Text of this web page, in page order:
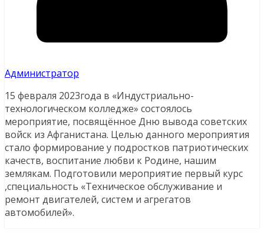
Администратор
15 февраля 2023года в «Индустриально-
технологическом колледже» состоялось
мероприятие, посвящённое Дню вывода советских
войск из Афганистана. Целью данного мероприятия
стало формирование у подростков патриотических
качеств, воспитание любви к Родине, нашим
землякам. Подготовили мероприятие первый курс
,специальность «Техническое обслуживание и
ремонт двигателей, систем и агрегатов
автомобилей».